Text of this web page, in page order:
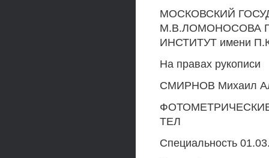
МОСКОВСКИЙ
М.В.ЛОМОНОСОВА
ИНСТИТУТ имени
На правах рукописи
СМИРНОВ Михаил
ТЕЛ
Специальность